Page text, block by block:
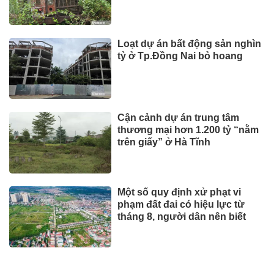
Loạt dự án bất động sản nghìn
tỷ ở Tp.Đồng Nai bỏ hoang
Cận cảnh dự án trung tâm
thương mại hơn 1.200 tỷ “nằm
trên giấy” ở Hà Tĩnh
Một số quy định xử phạt vi
phạm đất đai có hiệu lực từ
tháng 8, người dân nên biết